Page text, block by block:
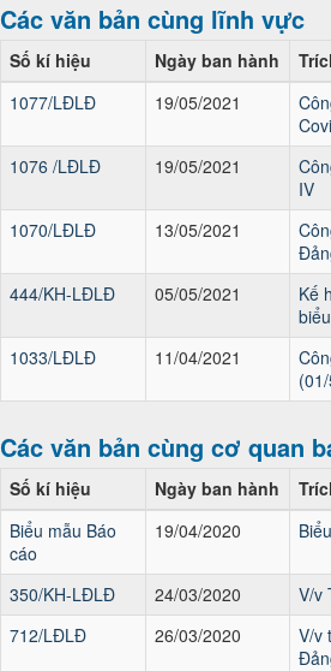
Các văn bản cùng lĩnh vực
Số kí hiệu Ngày ban hành
1077/LĐLĐ
19/05/2021
1076 /LĐLĐ
19/05/2021
IV
1070/LĐLĐ
13/05/2021
444/KH-LĐLĐ
05/05/2021
Kế
1033/LĐLĐ
11/04/2021
Các văn bản cùng cơ quan
Số kí hiệu Ngày ban hành
Biểu mẫu Báo
cáo
19/04/2020
350/KH-LĐLĐ 24/03/2020
V/v
712/LĐLĐ
26/03/2020
V/v